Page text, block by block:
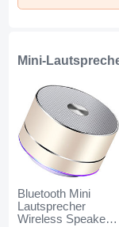
Redmi 3 Pro
Mini-
Bluetooth Mini
Lautsprecher
Wireless Speaker